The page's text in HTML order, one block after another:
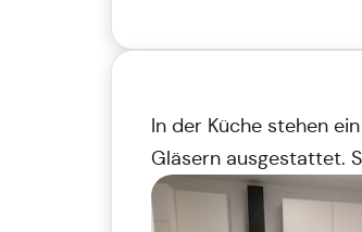
In der Küche stehen
Gläsern ausgestattet.